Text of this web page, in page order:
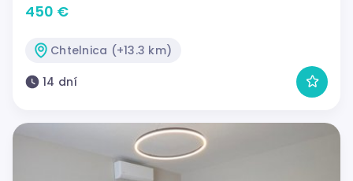
450 €
Chtelnica (+13.3 km)
14 dní